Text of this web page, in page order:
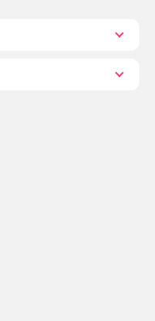
nicht ausblasen,
Wachs
Rauch und der
dem
Abbrennen der
Glas von